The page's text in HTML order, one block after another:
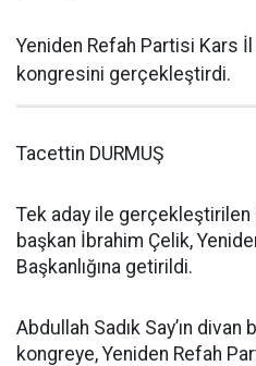
Yeniden Refah Partisi Kars İl
kongresini gerçekleştirdi.
Tacettin DURMUŞ
Tek aday ile
başkan İbrahim Çelik,
Başkanlığına getirildi.
Abdullah Sadık Say’ın divan
kongreye, Yeniden Refah